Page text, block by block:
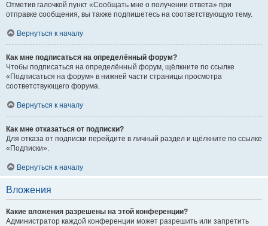
Отметив галочкой пункт «Сообщать мне о получении ответа» при
отправке сообщения, вы также подпишетесь на соответствующую тему.
Вернуться к началу
Как мне подписаться на определённый форум?
Чтобы подписаться на определённый форум, щёлкните по ссылке
«Подписаться на форум» в нижней части страницы просмотра
соответствующего форума.
Вернуться к началу
Как мне отказаться от подписки?
Для отказа от подписки перейдите в личный раздел и щёлкните по ссылке
«Подписки».
Вернуться к началу
Вложения
Какие вложения разрешены на этой конференции?
Администратор каждой конференции может разрешить или запретить